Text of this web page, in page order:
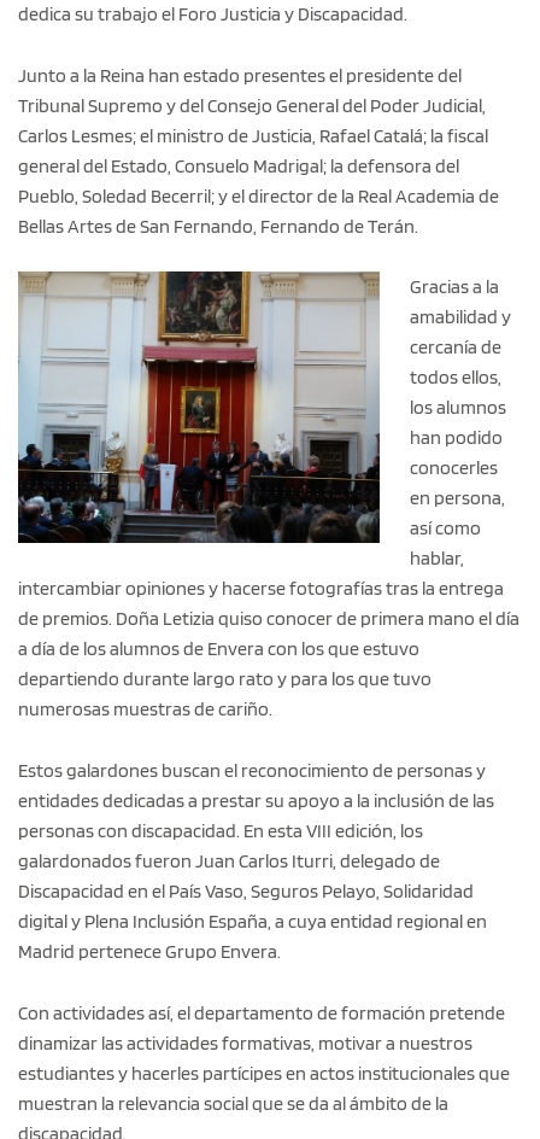
dedica su trabajo el Foro Justicia y Discapacidad.
Junto a la Reina han estado presentes el presidente del
Tribunal Supremo y del Consejo General del Poder Judicial,
Carlos Lesmes; el ministro de Justicia, Rafael Catalá; la fiscal
general del Estado, Consuelo Madrigal; la defensora del
Pueblo, Soledad Becerril; y el director de la Real Academia de
Bellas Artes de San Fernando, Fernando de Terán.
Gracias a la
amabilidad y
cercanía de
todos ellos,
los alumnos
han podido
conocerles
en persona,
así como
hablar,
intercambiar opiniones y hacerse fotografías tras la entrega
de premios. Doña Letizia quiso conocer de primera mano el día
a día de los alumnos de Envera con los que estuvo
departiendo durante largo rato y para los que tuvo
numerosas muestras de cariño.
Estos galardones buscan el reconocimiento de personas y
entidades dedicadas a prestar su apoyo a la inclusión de las
personas con discapacidad. En esta VIII edición, los
galardonados fueron Juan Carlos Iturri, delegado de
Discapacidad en el País Vaso, Seguros Pelayo, Solidaridad
digital y Plena Inclusión España, a cuya entidad regional en
Madrid pertenece Grupo Envera.
Con actividades así, el departamento de formación pretende
dinamizar las actividades formativas, motivar a nuestros
estudiantes y hacerles partícipes en actos institucionales que
muestran la relevancia social que se da al ámbito de la
discapacidad.